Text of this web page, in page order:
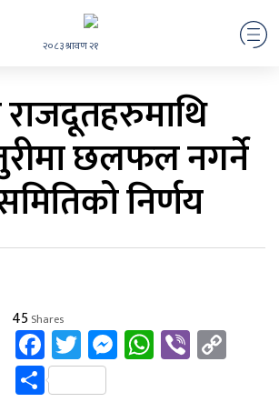
२०८३ श्रावण २१
राजदूतहरुमाथि
छलफल नगर्ने
निर्णय
45 Shares
Facebook
Twitter
Messenger
WhatsApp
Viber
Link
Share